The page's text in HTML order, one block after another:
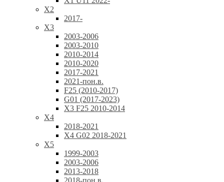
X2
2017-
X3
2003-2006
2003-2010
2010-2014
2010-2020
2017-2021
2021-пон.в.
F25 (2010-2017)
G01 (2017-2023)
X3 F25 2010-2014
X4
2018-2021
X4 G02 2018-2021
X5
1999-2003
2003-2006
2013-2018
2018-пон.в.